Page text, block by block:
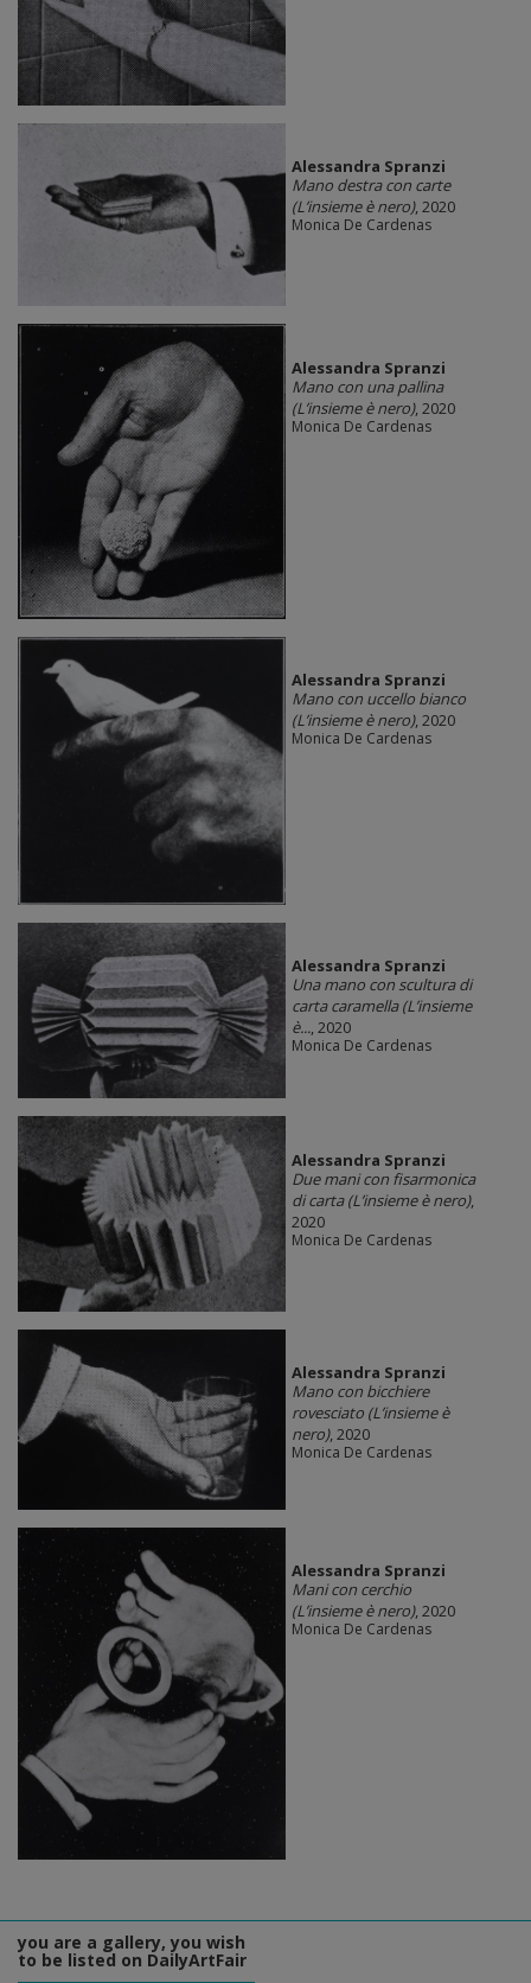
Alessandra Spranzi
Mano destra con carte
(L’insieme è nero), 2020
Monica De Cardenas
Alessandra Spranzi
Mano con una pallina
(L’insieme è nero), 2020
Monica De Cardenas
Alessandra Spranzi
Mano con uccello bianco
(L’insieme è nero), 2020
Monica De Cardenas
Alessandra Spranzi
Una mano con scultura di
carta caramella (L’insieme
è..., 2020
Monica De Cardenas
Alessandra Spranzi
Due mani con fisarmonica
di carta (L’insieme è nero),
2020
Monica De Cardenas
Alessandra Spranzi
Mano con bicchiere
rovesciato (L’insieme è
nero), 2020
Monica De Cardenas
Alessandra Spranzi
Mani con cerchio
(L’insieme è nero), 2020
Monica De Cardenas
you are a gallery, you wish
to be listed on DailyArtFair